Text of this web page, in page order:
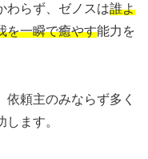
わらず、ゼノスは誰よ
を一瞬で癒やす能力を
頼主のみならず多く
ます。